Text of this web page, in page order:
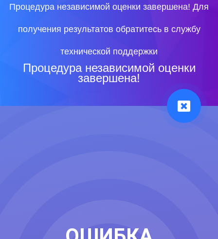
Процедура независимой оценки завершена! Для
получения результатов обратитесь в службу
технической поддержки
Процедура независимой оценки
завершена!